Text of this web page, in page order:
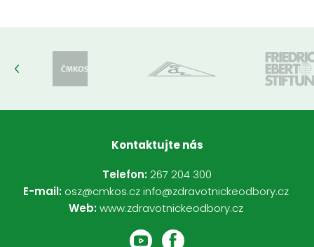
Kontaktujte nás
Telefon: 267 204 300
E-mail: osz@cmkos.cz info@zdravotnickeodbory.cz
Web:www.zdravotnickeodbory.cz